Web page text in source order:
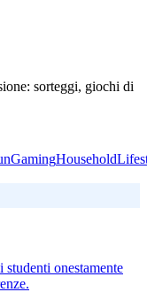
sorteggi, giochi di
GamingHousehold
studenti onestamente